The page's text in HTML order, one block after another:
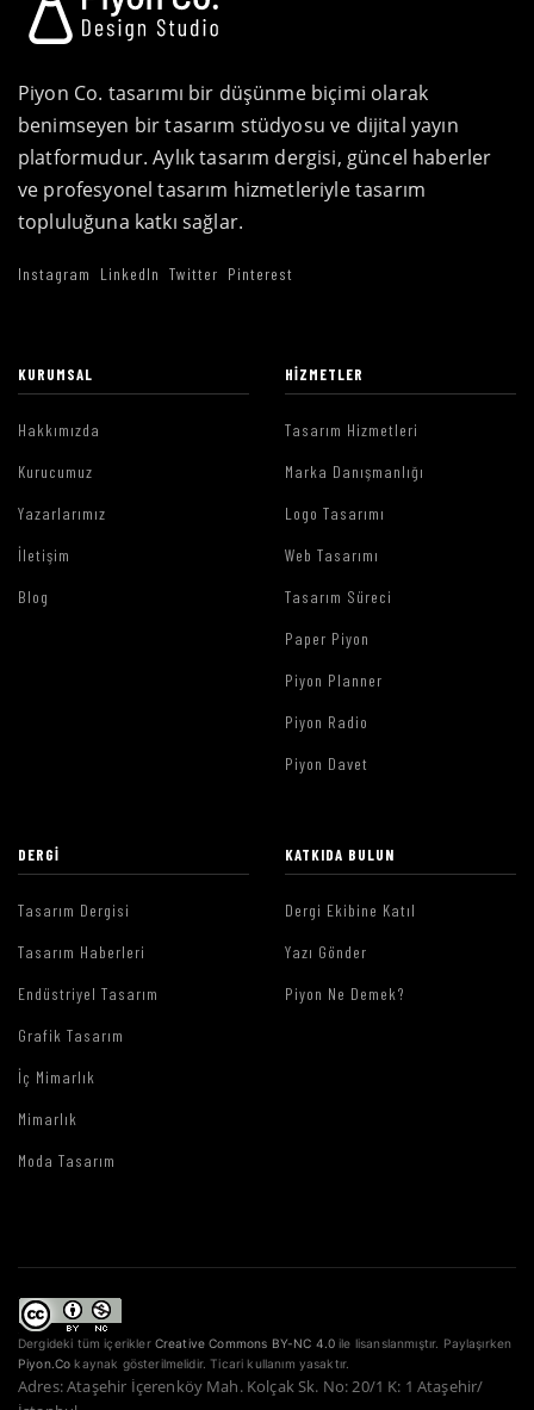
Piyon Co. tasarımı bir düşünme biçimi olarak
benimseyen bir tasarım stüdyosu ve dijital yayın
platformudur. Aylık tasarım dergisi, güncel haberler
ve profesyonel tasarım hizmetleriyle tasarım
topluluğuna katkı sağlar.
Instagram LinkedIn Twitter Pinterest
KURUMSAL
Hakkımızda
Kurucumuz
Yazarlarımız
İletişim
Blog
HIZMETLER
Tasarım Hizmetleri
Marka Danışmanlığı
Logo Tasarımı
Web Tasarımı
Tasarım Süreci
Paper Piyon
Piyon Planner
Piyon Radio
Piyon Davet
DERGI
Tasarım Dergisi
Tasarım Haberleri
Endüstriyel Tasarım
Grafik Tasarım
İç Mimarlık
Mimarlık
Moda Tasarım
KATKIDA BULUN
Dergi Ekibine Katıl
Yazı Gönder
Piyon Ne Demek?
Dergideki tüm içerikler Creative Commons BY-NC 4.0 ile lisanslanmıştır. Paylaşırken
Piyon.Co kaynak gösterilmelidir. Ticari kullanım yasaktır.
Adres: Ataşehir İçerenköy Mah. Kolçak Sk. No: 20/1 K: 1 Ataşehir/